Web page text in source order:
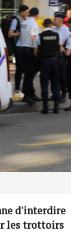
d'interdire
les trottoirs